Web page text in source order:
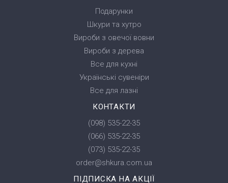
Подарунки
Шкури та хутро
Вироби з овечої вовни
Вироби з дерева
Все для кухні
Українські сувеніри
Все для лазні
КОНТАКТИ
(098) 535-22-35
(066) 535-22-35
(073) 535-22-35
order@shkura.com.ua
ПІДПИСКА НА АКЦІЇ